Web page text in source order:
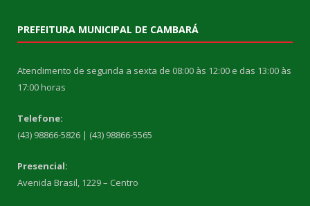
PREFEITURA MUNICIPAL DE CAMBARÁ
Atendimento de segunda a sexta de 08:00 às 12:00 e das 13:00 às
17:00 horas
Telefone:
(43) 98866-5826 | (43) 98866-5565
Presencial:
Avenida Brasil, 1229 – Centro